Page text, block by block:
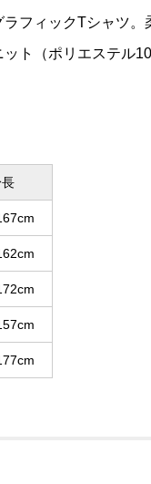
フィックTシャツ
ト（ポリエステル